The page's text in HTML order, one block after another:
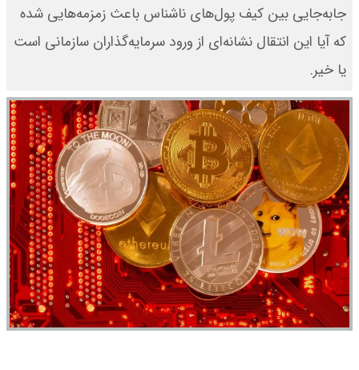
جابه‌جایی بین کیف پول‌های ناشناس باعث زمزمه‌هایی شده
که آیا این انتقال نشانه‌ای از ورود سرمایه‌گذاران سازمانی است
یا خیر.